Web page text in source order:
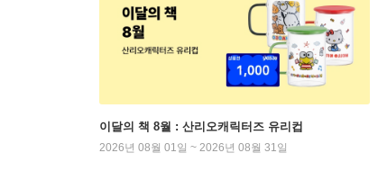
이달의 책 8월 : 산리오캐릭터즈 유리컵
2026년 08월 01일 ~ 2026년 08월 31일